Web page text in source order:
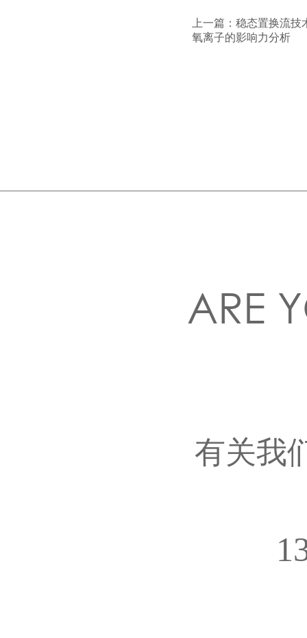
上一篇： 稳态置换流技
氧离子的影响力分析
ARE
有关我